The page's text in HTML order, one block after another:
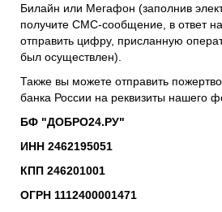
Билайн или Мегафон (заполнив
получите СМС-сообщение, в ответ
отправить цифру, присланную
был осуществлен).
Также вы можете отправить
банка России на реквизиты нашего
БФ "ДОБРО24.РУ"
ИНН 2462195051
КПП 246201001
ОГРН 1112400001471